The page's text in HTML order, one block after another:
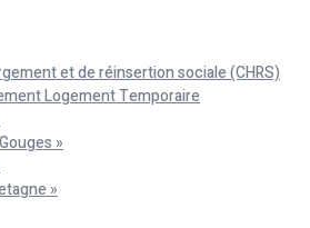
et de réinsertion sociale (CHRS)
Logement Temporaire
»
»